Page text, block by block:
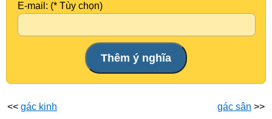
E-mail: (* Tùy chọn)
<< gác kinh gác sân >>